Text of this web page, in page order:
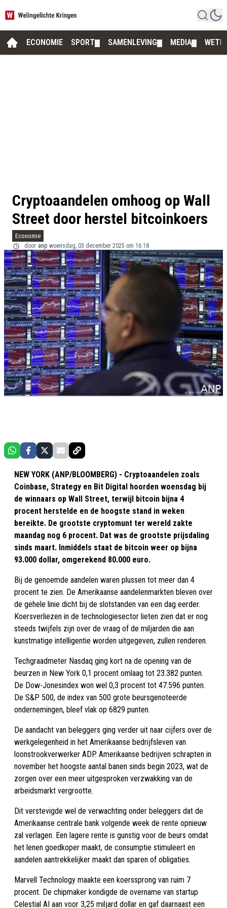
ECONOMIE SPORT SAMENLEVING MEDIA
Cryptoaandelen omhoog op Wall
Street door herstel bitcoinkoers
Economie
door anp woensdag, 03 december 2025 om 16:18
NEW YORK (ANP/BLOOMBERG) - Cryptoaandelen zoals
Coinbase, Strategy en Bit Digital hoorden woensdag bij
de winnaars op Wall Street, terwijl bitcoin bijna 4
procent herstelde en de hoogste stand in weken
bereikte. De grootste cryptomunt ter wereld zakte
maandag nog 6 procent. Dat was de grootste prijsdaling
sinds maart. Inmiddels staat de bitcoin weer op bijna
93.000 dollar, omgerekend 80.000 euro.
Bij de genoemde aandelen waren plussen tot meer dan 4
procent te zien. De Amerikaanse aandelenmarkten bleven over
de gehele linie dicht bij de slotstanden van een dag eerder.
Koersverliezen in de technologiesector lieten zien dat er nog
steeds twijfels zijn over de vraag of de miljarden die aan
kunstmatige intelligentie worden uitgegeven, zullen renderen.
Techgraadmeter Nasdaq ging kort na de opening van de
beurzen in New York 0,1 procent omlaag tot 23.382 punten.
De Dow-Jonesindex won wel 0,3 procent tot 47.596 punten.
De S&P 500, de index van 500 grote beursgenoteerde
ondernemingen, bleef vlak op 6829 punten.
De aandacht van beleggers ging verder uit naar cijfers over de
werkgelegenheid in het Amerikaanse bedrijfsleven van
loonstrookverwerker ADP. Amerikaanse bedrijven schrapten in
november het hoogste aantal banen sinds begin 2023, wat de
zorgen over een meer uitgesproken verzwakking van de
arbeidsmarkt vergrootte.
Dit verstevigde wel de verwachting onder beleggers dat de
Amerikaanse centrale bank volgende week de rente opnieuw
zal verlagen. Een lagere rente is gunstig voor de beurs omdat
het lenen goedkoper maakt, de consumptie stimuleert en
aandelen aantrekkelijker maakt dan sparen of obligaties.
Marvell Technology maakte een koerssprong van ruim 7
procent. De chipmaker kondigde de overname van startup
Celestial AI aan voor 3,25 miljard dollar en gaf daarnaast een